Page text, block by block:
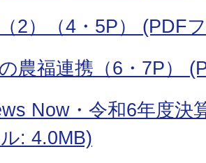
2）（4・5P） (PDF
農福連携（6・7P）
Now・令和6年度決
: 4.0MB)